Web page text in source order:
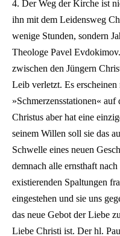
4. Der Weg der Kirche ist
ihn mit dem Leidensweg
wenige Stunden, sondern
Theologe Pavel
zwischen den Jüngern
Leib verletzt. Es erscheinen
»Schmerzensstationen«
Christus aber hat eine
seinem Willen soll sie das
Schwelle eines neuen
demnach alle ernsthaft
existierenden Spaltungen
eingestehen und sie uns
das neue Gebot der Liebe
Liebe Christi ist. Der hl.